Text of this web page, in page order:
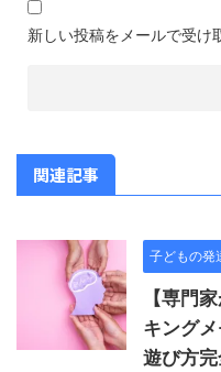
新しい投稿をメールで受け
関連記事
子どもの発
【専門
キング
遊び方